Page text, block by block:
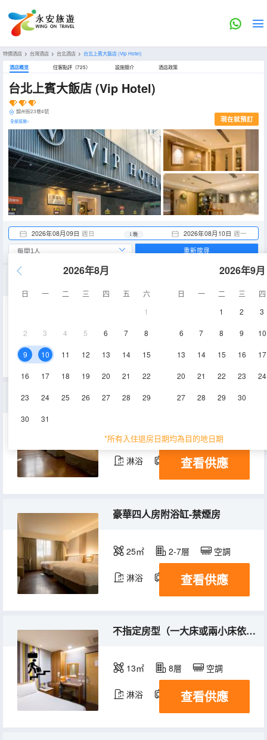
特價酒店 > 台灣酒店 > 台北酒店 > 台北上賓大飯店(Vip Hotel)
酒店概览 住客點評（725） 設施簡介 酒店政策
台北上賓大飯店 (Vip Hotel)
錦州街23巷4號
全部設施> 現在就預訂
2026年08月09日 週日 2026年08月10日 週一
1 晚
2026年8月
日 一 二 三 四 五
六
1
2 3 4 5 6 7 8
9 10 11 12 13 14 15
16 17 18 19 20 21 22
23 24 25 26 27 28 29
30 31
2026年9月
日 一 二 三
四
1
2 3
6 7 8 9 10
13 14 15 16 17
20 21 22 23 24
27 28 29 30
*所有入住退房日期均為目的地日期
重新搜尋
空調
商務三人房（3張單人床）-禁煙房
25㎡ 2-7層 空調
淋浴 電視機 冰箱
查看供應
豪華四人房附浴缸-禁煙房
25㎡ 2-7層 空調
淋浴 電視機 冰箱
查看供應
不指定房型（一大床或兩小床依飯店安排，需走樓梯自行搬運行李.禁煙房）
13㎡ 8層 空調
淋浴 電視機 冰箱
查看供應